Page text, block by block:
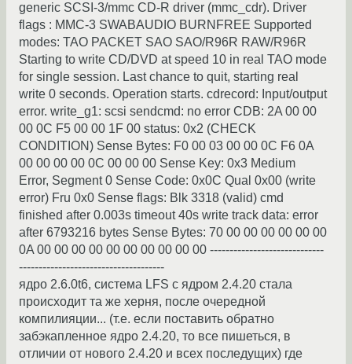
generic SCSI-3/mmc CD-R driver (mmc_cdr). Driver
flags : MMC-3 SWABAUDIO BURNFREE Supported
modes: TAO PACKET SAO SAO/R96R RAW/R96R
Starting to write CD/DVD at speed 10 in real TAO mode
for single session. Last chance to quit, starting real
write 0 seconds. Operation starts. cdrecord: Input/output
error. write_g1: scsi sendcmd: no error CDB: 2A 00 00
00 0C F5 00 00 1F 00 status: 0x2 (CHECK
CONDITION) Sense Bytes: F0 00 03 00 00 0C F6 0A
00 00 00 00 0C 00 00 00 Sense Key: 0x3 Medium
Error, Segment 0 Sense Code: 0x0C Qual 0x00 (write
error) Fru 0x0 Sense flags: Blk 3318 (valid) cmd
finished after 0.003s timeout 40s write track data: error
after 6793216 bytes Sense Bytes: 70 00 00 00 00 00 00
0A 00 00 00 00 00 00 00 00 00 00 -----------------------------
-------------------------------------
ядро 2.6.0t6, система LFS с ядром 2.4.20 стала
происходит та же херня, после очередной
компилияции... (т.е. если поставить обратно
забэкапленное ядро 2.4.20, то все пишеться, в
отличии от нового 2.4.20 и всех последущих) где